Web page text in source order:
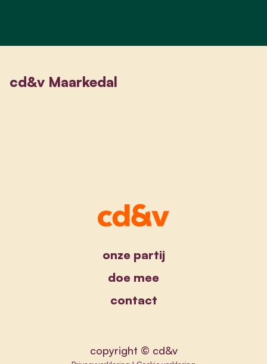
cd&v Maarkedal
onze partij
doe mee
contact
copyright © cd&v